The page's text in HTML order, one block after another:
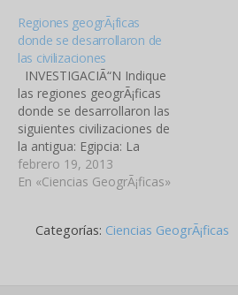
representados por
enormes grupos de
millones de personas,
mientras que otras son
representadas por
pequeÃ±os grupos de
algunos cientos. MÃºsica…
Regiones geogrÃ¡ficas
donde se desarrollaron de
las civilizaciones
INVESTIGACIÃ“N Indique
las regiones geogrÃ¡ficas
donde se desarrollaron las
siguientes civilizaciones de
la antigua: Egipcia: La
civilizaciÃ³n egipcia se
desarrollÃ³ a orillas del rÃ­o
como lo son Asia y Ãfrica,
febrero 19, 2013
En «Ciencias GeogrÃ¡ficas»
Categorías: Ciencias GeogrÃ¡ficas